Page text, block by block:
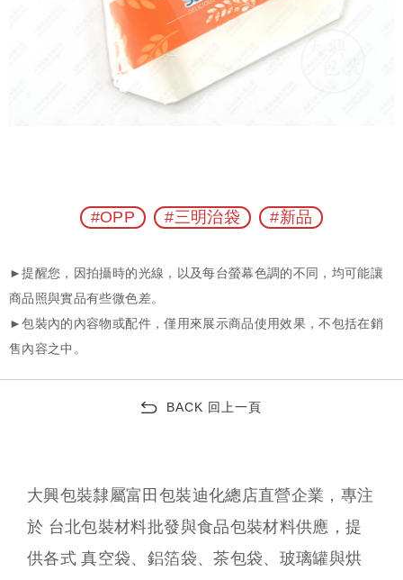
#OPP #三明治袋 #新品
BACK 回上一頁
大興包裝隸屬富田包裝迪化總店直營企業，專注
於 台北包裝材料批發與食品包裝材料供應，提
供各式 真空袋、鋁箔袋、茶包袋、玻璃罐與烘